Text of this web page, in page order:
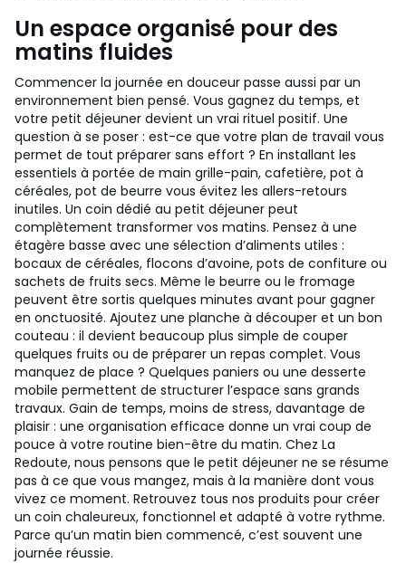
Un espace organisé pour des
matins fluides
Commencer la journée en douceur passe aussi par un
environnement bien pensé. Vous gagnez du temps, et
votre petit déjeuner devient un vrai rituel positif. Une
question à se poser : est-ce que votre plan de travail vous
permet de tout préparer sans effort ? En installant les
essentiels à portée de main grille-pain, cafetière, pot à
céréales, pot de beurre vous évitez les allers-retours
inutiles. Un coin dédié au petit déjeuner peut
complètement transformer vos matins. Pensez à une
étagère basse avec une sélection d’aliments utiles :
bocaux de céréales, flocons d’avoine, pots de confiture ou
sachets de fruits secs. Même le beurre ou le fromage
peuvent être sortis quelques minutes avant pour gagner
en onctuosité. Ajoutez une planche à découper et un bon
couteau : il devient beaucoup plus simple de couper
quelques fruits ou de préparer un repas complet. Vous
manquez de place ? Quelques paniers ou une desserte
mobile permettent de structurer l’espace sans grands
travaux. Gain de temps, moins de stress, davantage de
plaisir : une organisation efficace donne un vrai coup de
pouce à votre routine bien-être du matin. Chez La
Redoute, nous pensons que le petit déjeuner ne se résume
pas à ce que vous mangez, mais à la manière dont vous
vivez ce moment. Retrouvez tous nos produits pour créer
un coin chaleureux, fonctionnel et adapté à votre rythme.
Parce qu’un matin bien commencé, c’est souvent une
journée réussie.